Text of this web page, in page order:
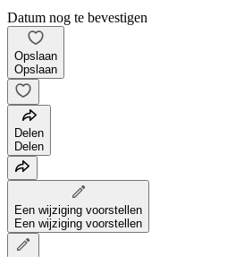
Datum nog te bevestigen
Opslaan
Opslaan
Delen
Delen
Een wijziging voorstellen
Een wijziging voorstellen